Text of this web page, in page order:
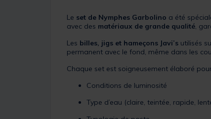
Le set de Nymphes Garbolino a été
avec des matériaux de grande qualité,
Les billes, jigs et hameçons Javi’s utilisés
permanent avec le fond, même dans les
Chaque set est soigneusement élaboré
Conditions de luminosité
Type d’eau (claire, teintée, rapide,